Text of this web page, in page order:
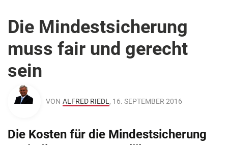
Die Mindestsicherung
muss fair und gerecht
sein
VON ALFRED RIEDL , 16. SEPTEMBER 2016
Die Kosten für die Mindestsicherung